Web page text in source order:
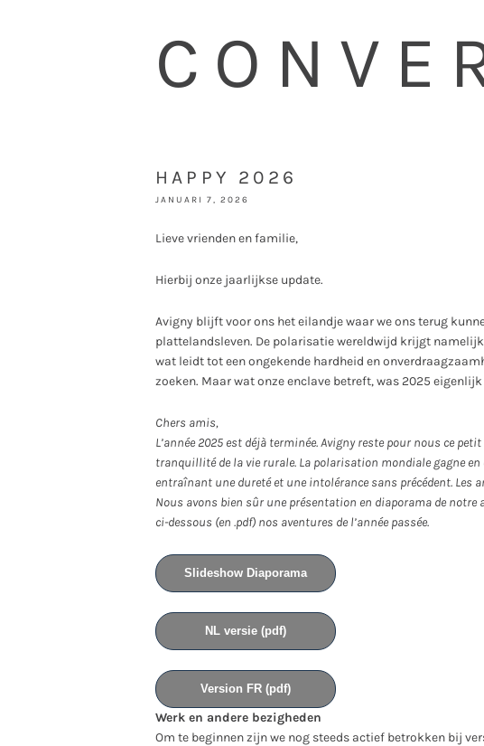
HAPPY 2026
JANUARI 7, 2026
Lieve vrienden en familie,
Hierbij onze jaarlijkse update.
Avigny blijft voor ons het eilandje waar we ons terug
plattelandsleven. De polarisatie wereldwijd krijgt
wat leidt tot een ongekende hardheid en
zoeken. Maar wat onze enclave betreft, was 2025
Chers amis,
L’année 2025 est déjà terminée. Avigny reste pour nous ce
tranquillité de la vie rurale. La polarisation mondiale gagne
entraînant une dureté et une intolérance sans précédent. Les
Nous avons bien sûr une présentation en diaporama de
ci-dessous (en .pdf) nos aventures de l’année passée.
Slideshow Diaporama
NL versie (pdf)
Version FR (pdf)
Werk en andere bezigheden
Om te beginnen zijn we nog steeds actief betrokken bij